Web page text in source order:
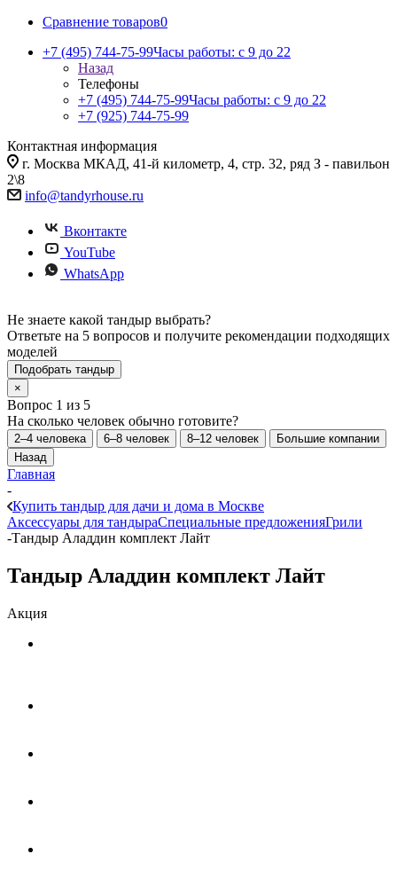
Сравнение товаров0
+7 (495) 744-75-99Часы работы: c 9 до 22
Назад
Телефоны
+7 (495) 744-75-99Часы работы: c 9 до 22
+7 (925) 744-75-99
Контактная информация
г. Москва МКАД, 41-й километр, 4, стр. 32, ряд З - павильон
2\8
info@tandyrhouse.ru
Вконтакте
YouTube
WhatsApp
Не знаете какой тандыр выбрать?
Ответьте на 5 вопросов и получите рекомендации подходящих
моделей
Подобрать тандыр
×
Вопрос 1 из 5
На сколько человек обычно готовите?
2–4 человека 6–8 человек 8–12 человек
Большие компании
Назад
Главная
-
Купить тандыр для дачи и дома в Москве
Аксессуары для тандыраСпециальные предложенияГрили
-Тандыр Аладдин комплект Лайт
Тандыр Аладдин комплект Лайт
Акция